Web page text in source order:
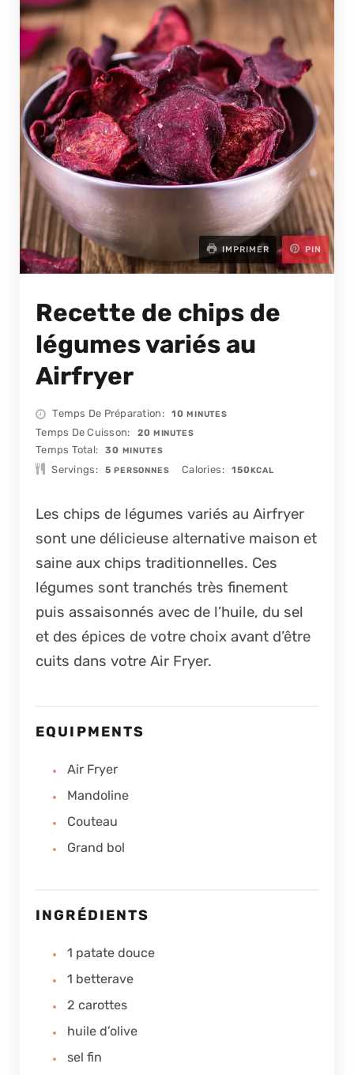
IMPRIMER PIN
Recette de chips de
légumes variés au
Airfryer
Temps De Préparation 10MINUTES
MINUTES
Temps De Cuisson 20MINUTES
MINUTES
Temps Total 30 MINUTES
MINUTES
Servings 5 PERSONNES Calories 150KCAL
Les chips de légumes variés au Airfryer
sont une délicieuse alternative maison et
saine aux chips traditionnelles. Ces
légumes sont tranchés très finement
puis assaisonnés avec de l’huile, du sel
et des épices de votre choix avant d’être
cuits dans votre Air Fryer.
EQUIPMENTS
Air Fryer
Mandoline
Couteau
Grand bol
INGRÉDIENTS
1 patate douce
1 betterave
2 carottes
huile d’olive
sel fin